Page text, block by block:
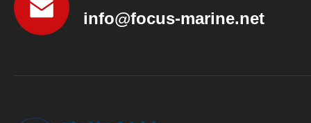
info@focus-marine.net